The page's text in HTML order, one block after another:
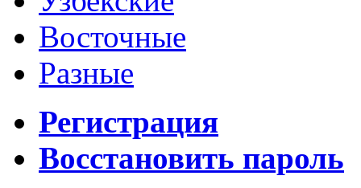
Восточные
Разные
Регистрация
Восстановить пароль